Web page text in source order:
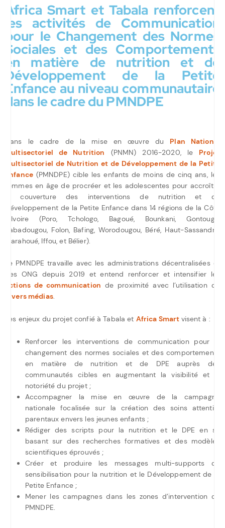
Africa Smart et Tabala renforcent
les activités de Communication
pour le Changement des Normes
Sociales et des Comportements
en matière de nutrition et de
Développement de la Petite
Enfance au niveau communautaire
dans le cadre du PMNDPE
Dans le cadre de la mise en œuvre du Plan National
Multisectoriel de Nutrition (PNMN) 2016-2020, le Projet
Multisectoriel de Nutrition et de Développement de la Petite
Enfance (PMNDPE) cible les enfants de moins de cinq ans, les
femmes en âge de procréer et les adolescentes pour accroître
la couverture des interventions de nutrition et de
Développement de la Petite Enfance dans 14 régions de la Côte
d’Ivoire (Poro, Tchologo, Bagoué, Bounkani, Gontougo,
Kabadougou, Folon, Bafing, Worodougou, Béré, Haut-Sassandra,
Marahoué, Iffou, et Bélier).
Le PMNDPE travaille avec les administrations décentralisées et
des ONG depuis 2019 et entend renforcer et intensifier les
actions de communication de proximité avec l’utilisation de
divers médias.
Les enjeux du projet confié à Tabala et Africa Smart visent à :
Renforcer les interventions de communication pour le
changement des normes sociales et des comportements
en matière de nutrition et de DPE auprès des
communautés cibles en augmentant la visibilité et la
notoriété du projet ;
Accompagner la mise en œuvre de la campagne
nationale focalisée sur la création des soins attentifs
parentaux envers les jeunes enfants ;
Rédiger des scripts pour la nutrition et le DPE en se
basant sur des recherches formatives et des modèles
scientifiques éprouvés ;
Créer et produire les messages multi-supports de
sensibilisation pour la nutrition et le Développement de la
Petite Enfance ;
Mener les campagnes dans les zones d’intervention du
PMNDPE.